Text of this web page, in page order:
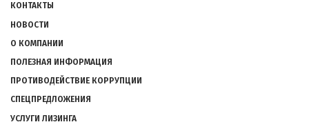
КОНТАКТЫ
НОВОСТИ
О КОМПАНИИ
ПОЛЕЗНАЯ ИНФОРМАЦИЯ
ПРОТИВОДЕЙСТВИЕ КОРРУПЦИИ
СПЕЦПРЕДЛОЖЕНИЯ
УСЛУГИ ЛИЗИНГА